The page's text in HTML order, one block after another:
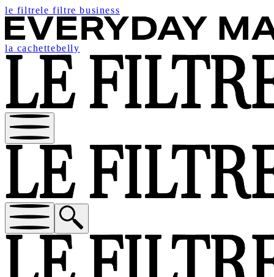
le filtrele filtre business
la cachettebelly